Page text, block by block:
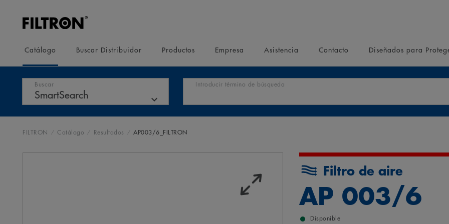
Catálogo Buscar Distribuidor Productos Empresa Asistencia Contacto Diseñados para
Buscar Introducir término de búsqueda
FILTRON Catálogo Resultados AP003/6_FILTRON
Filtro de aire
AP 003/6
Disponible